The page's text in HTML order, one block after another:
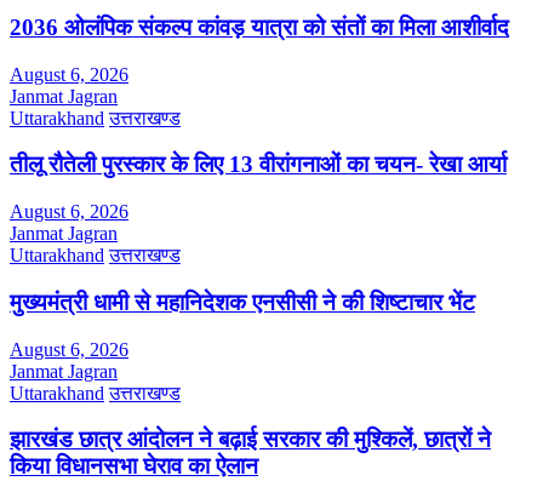
2036 ओलंपिक संकल्प कांवड़ यात्रा को संतों का मिला आशीर्वाद
August 6, 2026
Janmat Jagran
Uttarakhand उत्तराखण्ड
तीलू रौतेली पुरस्कार के लिए 13 वीरांगनाओं का चयन- रेखा आर्या
August 6, 2026
Janmat Jagran
Uttarakhand उत्तराखण्ड
मुख्यमंत्री धामी से महानिदेशक एनसीसी ने की शिष्टाचार भेंट
August 6, 2026
Janmat Jagran
Uttarakhand उत्तराखण्ड
झारखंड छात्र आंदोलन ने बढ़ाई सरकार की मुश्किलें, छात्रों ने
किया विधानसभा घेराव का ऐलान